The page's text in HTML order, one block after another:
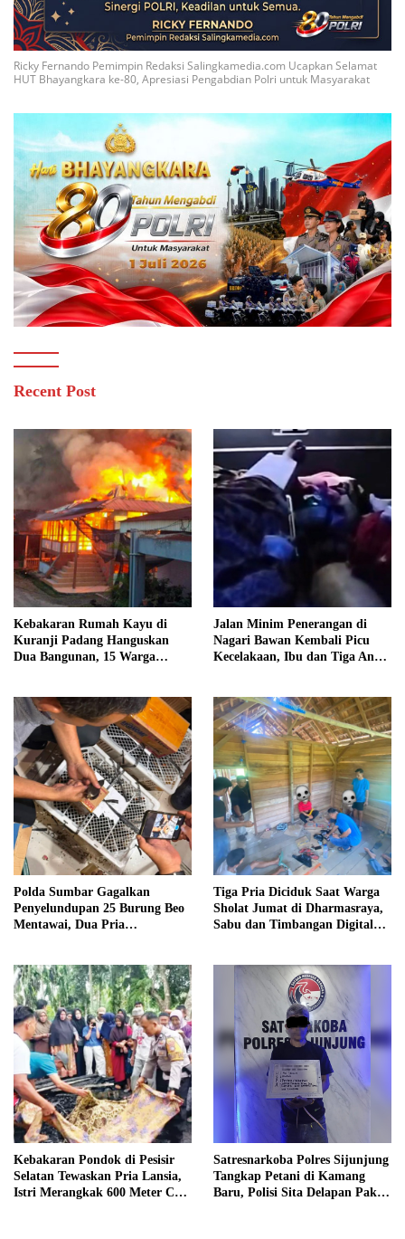
Ricky Fernando Pemimpin Redaksi Salingkamedia.com Ucapkan Selamat
HUT Bhayangkara ke-80, Apresiasi Pengabdian Polri untuk Masyarakat
Recent Post
Kebakaran Rumah Kayu di
Kuranji Padang Hanguskan
Dua Bangunan, 15 Warga
Jalan Minim Penerangan di
Nagari Bawan Kembali Picu
Kecelakaan, Ibu dan Tiga Anak
Polda Sumbar Gagalkan
Penyelundupan 25 Burung Beo
Mentawai, Dua Pria
Tiga Pria Diciduk Saat Warga
Sholat Jumat di Dharmasraya,
Sabu dan Timbangan Digital
Kebakaran Pondok di Pesisir
Selatan Tewaskan Pria Lansia,
Istri Merangkak 600 Meter Cari
Satresnarkoba Polres Sijunjung
Tangkap Petani di Kamang
Baru, Polisi Sita Delapan Paket